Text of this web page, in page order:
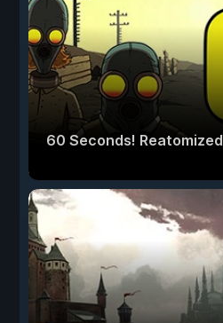
60 Seconds! Reatomized